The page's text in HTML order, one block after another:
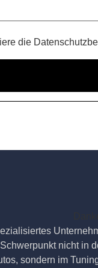
die
nicht in
sondern im